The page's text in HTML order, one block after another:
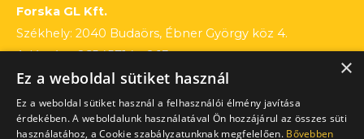
Forska GL Kft.
Székhely: 2040 Budaörs, Ébner György köz 4.
Adószám: 26545714 – 2 13
Cégjegyzékszám: 13 – 09 – 195803
Számlaszám: 12010154 – 01660751 – 00100001
×
Ez a weboldal sütiket használ
Ez a weboldal sütiket használ a felhasználói élmény javítása
érdekében. A weboldalunk használatával Ön hozzájárul az összes süti
használatához, a Cookie szabályzatunknak megfelelően. Bővebben